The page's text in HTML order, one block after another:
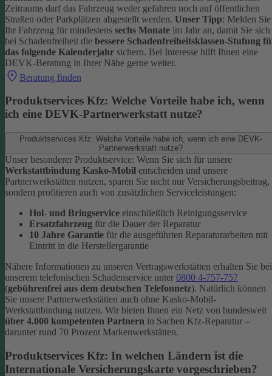
Zeitraums darf das Fahrzeug weder gefahren noch auf öffentlichen
Straßen oder Parkplätzen abgestellt werden. Unser Tipp: Melden Sie
Ihr Fahrzeug für mindestens sechs Monate im Jahr an, damit Sie sich
bei Schadenfreiheit die bessere Schadenfreiheitsklassen-Stufung
das folgende Kalenderjahr sichern. Bei Interesse hilft Ihnen eine
DEVK-Beratung in Ihrer Nähe gerne weiter.
Beratung finden
Produktservices Kfz: Welche Vorteile habe ich, wenn
ich eine DEVK-Partnerwerkstatt nutze?
Produktservices Kfz: Welche Vorteile habe ich, wenn ich eine DEVK-
Partnerwerkstatt nutze?
Unser besonderer Produktservice: Wenn Sie sich für unsere
Werkstattbindung Kasko-Mobil entscheiden und unsere
Partnerwerkstätten nutzen, sparen Sie nicht nur Versicherungsbeitrag,
sondern profitieren auch von zusätzlichen Serviceleistungen:
Hol- und Bringservice einschließlich Reinigungsservice
Ersatzfahrzeug für die Dauer der Reparatur
10 Jahre Garantie für die ausgeführten Reparaturarbeiten mit
Eintritt in die Herstellergarantie
Nähere Informationen zu unseren Vertragswerkstätten erhalten Sie bei
unserem telefonischen Schadenservice unter 0800 4-757-757
(gebührenfrei aus dem deutschen Telefonnetz). Natürlich können
Sie unsere Partnerwerkstätten auch ohne Kasko-Mobil-
Werkstattbindung nutzen. Wir bieten Ihnen ein Netz von bundesweit
über 4.000 kompetenten Partnern in Sachen Kfz-Reparatur –
darunter rund 70 Prozent Markenwerkstätten.
Produktservices Kfz: In welchen Ländern ist die
Internationale Versicherungskarte vorgeschrieben?